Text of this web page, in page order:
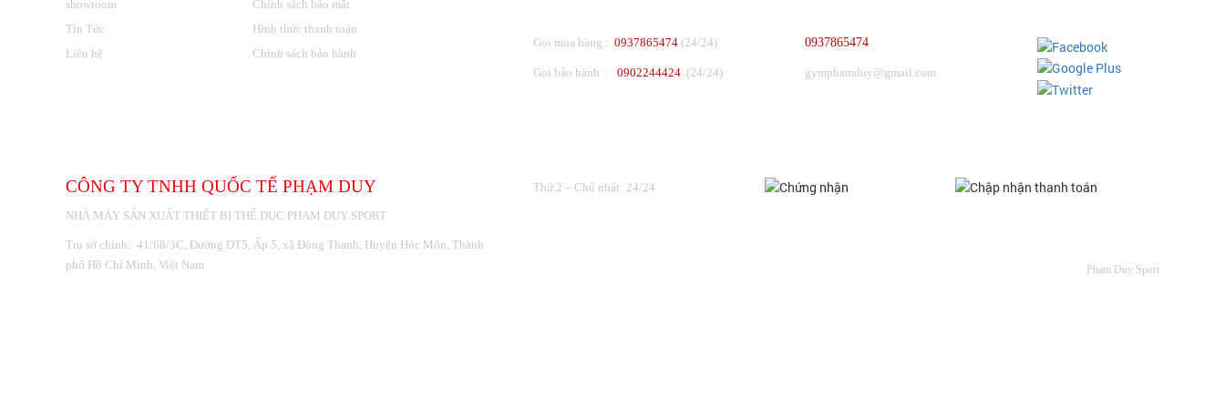
showroom
Tin Tức
Liên hệ
Chính sách bảo mật
Hình thức thanh toán
Chính sách bảo hành
Gọi mua hàng : 0937865474 (24/24)
Gọi bảo hành : 0902244424 (24/24)
0937865474
gymphamduy@gmail.com
CÔNG TY TNHH QUỐC TẾ PHẠM DUY
NHÀ MÁY SẢN XUẤT THIẾT BỊ THỂ DỤC PHẠM DUY SPORT
Trụ sở chính: 41/68/3C, Đường DT5, Ấp 5, xã Đông Thạnh, Huyện Hóc Môn, Thành
phố Hồ Chí Minh, Việt Nam
Thứ 2 – Chủ nhật: 24/24
Pham Duy Sport